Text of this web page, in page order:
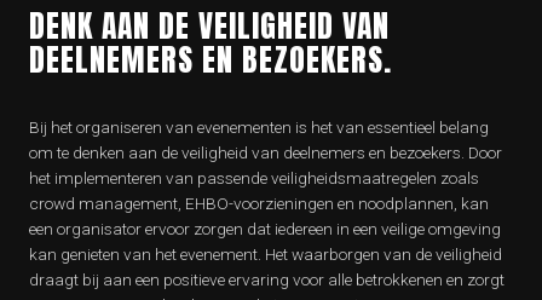
DENK AAN DE VEILIGHEID VAN
DEELNEMERS EN BEZOEKERS.
Bij het organiseren van evenementen is het van essentieel belang
om te denken aan de veiligheid van deelnemers en bezoekers. Door
het implementeren van passende veiligheidsmaatregelen zoals
crowd management, EHBO-voorzieningen en noodplannen, kan
een organisator ervoor zorgen dat iedereen in een veilige omgeving
kan genieten van het evenement. Het waarborgen van de veiligheid
draagt bij aan een positieve ervaring voor alle betrokkenen en zorgt